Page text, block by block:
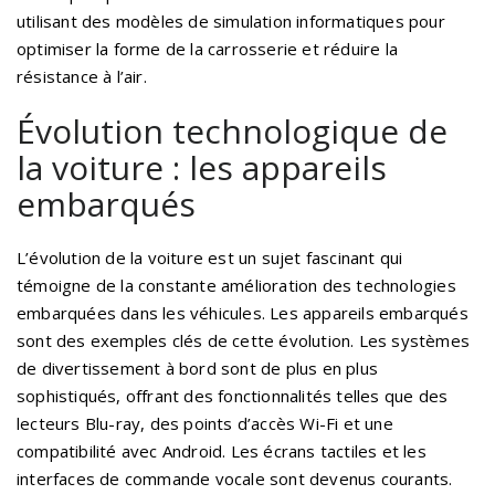
utilisant des modèles de simulation informatiques pour
optimiser la forme de la carrosserie et réduire la
résistance à l’air.
Évolution technologique de
la voiture : les appareils
embarqués
L’évolution de la voiture est un sujet fascinant qui
témoigne de la constante amélioration des technologies
embarquées dans les véhicules. Les appareils embarqués
sont des exemples clés de cette évolution. Les systèmes
de divertissement à bord sont de plus en plus
sophistiqués, offrant des fonctionnalités telles que des
lecteurs Blu-ray, des points d’accès Wi-Fi et une
compatibilité avec Android. Les écrans tactiles et les
interfaces de commande vocale sont devenus courants.